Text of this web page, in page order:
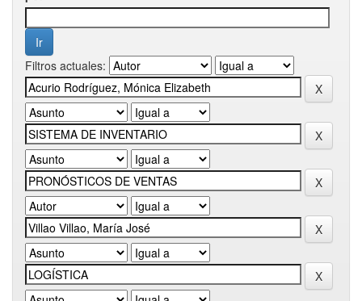
Filtros actuales: